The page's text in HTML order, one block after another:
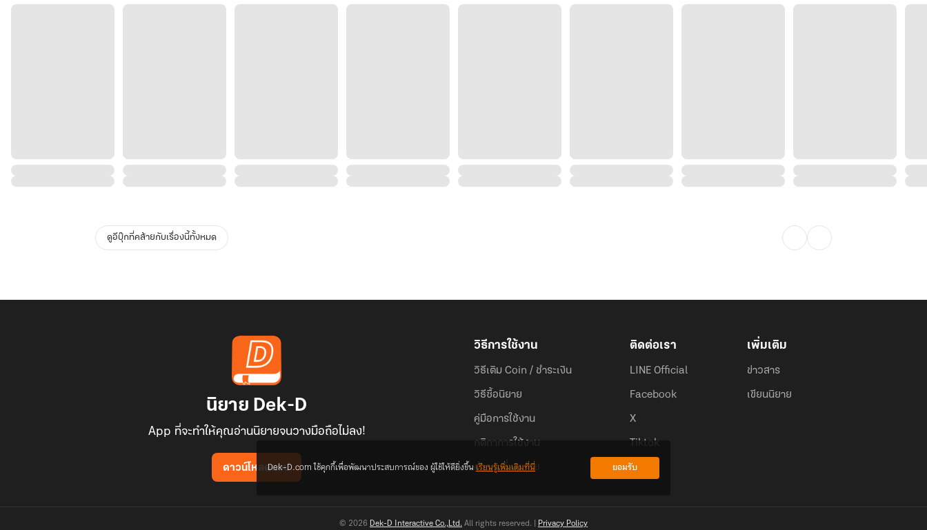
ดูอีบุ๊กที่คล้ายกับเรื่องนี้ทั้งหมด
นิยาย Dek-D
App ที่จะทำให้คุณอ่านนิยายจนวางมือถือไม่ลง!
ดาวน์โหลดแอป
วิธีการใช้งาน
วิธีเติม Coin / ชำระเงิน
วิธีซื้อนิยาย
คู่มือการใช้งาน
กติกาการใช้งาน
คำถามที่พบบ่อย
ติดต่อเรา
LINE Official
Facebook
X
Tiktok
เพิ่มเติม
ข่าวสาร
เขียนนิยาย
© 2026 Dek-D Interactive Co.,Ltd. All rights reserved. | Privacy Policy
Dek-D.com ใช้คุกกี้เพื่อพัฒนาประสบการณ์ของ ผู้ใช้ให้ดียิ่งขึ้นเรียนรู้เพิ่มเติมที่นี่ ยอมรับ